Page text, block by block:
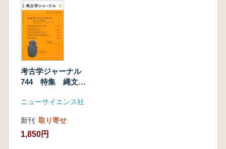
考古学ジャーナル
744 特集 縄文時
版類)研究
ニューサイエンス社
新刊 取り寄せ
1,850円